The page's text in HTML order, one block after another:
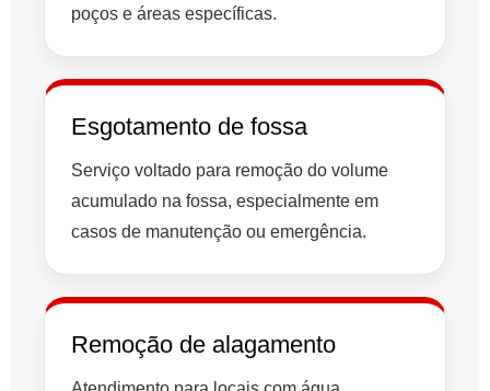
poços e áreas específicas.
Esgotamento de fossa
Serviço voltado para remoção do volume
acumulado na fossa, especialmente em
casos de manutenção ou emergência.
Remoção de alagamento